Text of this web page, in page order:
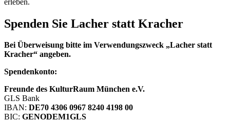
Spenden Sie Lacher statt Kracher
Bei Überweisung bitte im Verwendungszweck „Lacher statt
Kracher“ angeben.
Spendenkonto:
Freunde des KulturRaum München e.V.
GLS Bank
IBAN: DE70 4306 0967 8240 4198 00
BIC: GENODEM1GLS